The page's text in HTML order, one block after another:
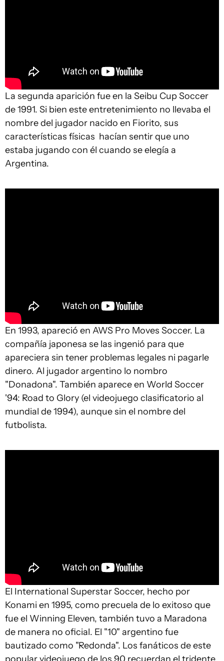
La segunda aparición fue en la Seibu Cup Soccer
de 1991. Si bien este entretenimiento no llevaba el
nombre del jugador nacido en Fiorito, sus
características físicas hacían sentir que uno
estaba jugando con él cuando se elegía a
Argentina.
En 1993, apareció en AWS Pro Moves Soccer. La
compañía japonesa se las ingenió para que
apareciera sin tener problemas legales ni pagarle
dinero. Al jugador argentino lo nombro
"Donadona". También aparece en World Soccer
'94: Road to Glory (el videojuego clasificatorio al
mundial de 1994), aunque sin el nombre del
futbolista.
El International Superstar Soccer, hecho por
Konami en 1995, como precuela de lo exitoso que
fue el Winning Eleven, también tuvo a Maradona
de manera no oficial. El "10" argentino fue
bautizado como "Redonda". Los fanáticos de este